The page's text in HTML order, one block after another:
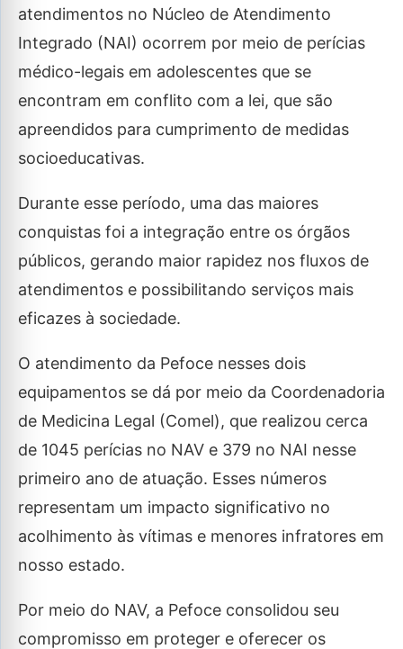
atendimentos no Núcleo de Atendimento
Integrado (NAI) ocorrem por meio de perícias
médico-legais em adolescentes que se
encontram em conflito com a lei, que são
apreendidos para cumprimento de medidas
socioeducativas.
Durante esse período, uma das maiores
conquistas foi a integração entre os órgãos
públicos, gerando maior rapidez nos fluxos de
atendimentos e possibilitando serviços mais
eficazes à sociedade.
O atendimento da Pefoce nesses dois
equipamentos se dá por meio da Coordenadoria
de Medicina Legal (Comel), que realizou cerca
de 1045 perícias no NAV e 379 no NAI nesse
primeiro ano de atuação. Esses números
representam um impacto significativo no
acolhimento às vítimas e menores infratores em
nosso estado.
Por meio do NAV, a Pefoce consolidou seu
compromisso em proteger e oferecer os